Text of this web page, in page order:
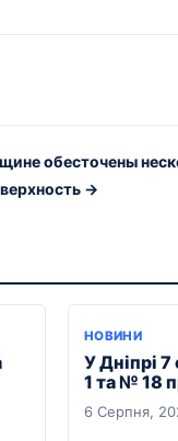
обесточены
→
НОВИНИ
У Дніпрі
1 та № 18
6 Серпня,